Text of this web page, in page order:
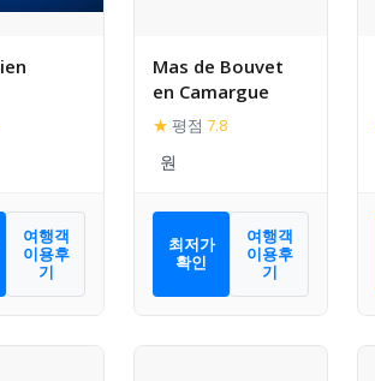
여행객
이용후
기
Mas de Bouvet
en Camargue
★ 평점 7.8
최저가
확인
여행객
이용후
기